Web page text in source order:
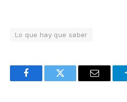
Lo que hay que saber
FacebookTwitter Email